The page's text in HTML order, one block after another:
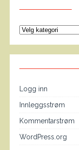
Logg inn
Innleggsstrøm
Kommentarstrøm
WordPress.org